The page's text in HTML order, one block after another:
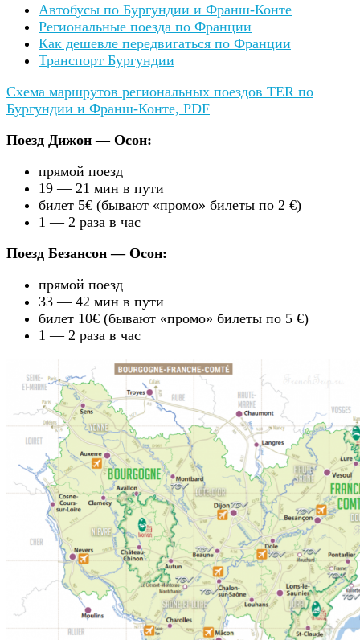
Автобусы по Бургундии и Франш-Конте
Региональные поезда по Франции
Как дешевле передвигаться по Франции
Транспорт Бургундии
Схема маршрутов региональных поездов TER по
Бургундии и Франш-Конте, PDF
Поезд Дижон — Осон:
прямой поезд
19 — 21 мин в пути
билет 5€ (бывают «промо» билеты по 2 €)
1 — 2 раза в час
Поезд Безансон — Осон:
прямой поезд
33 — 42 мин в пути
билет 10€ (бывают «промо» билеты по 5 €)
1 — 2 раза в час